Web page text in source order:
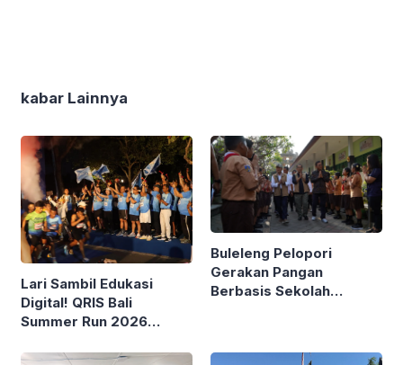
kabar Lainnya
Lari Sambil Edukasi
Digital! QRIS Bali
Summer Run 2026
Renon
Buleleng Pelopori
Gerakan Pangan
Berbasis Sekolah